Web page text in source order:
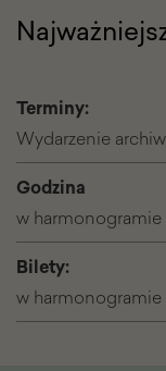
Terminy:
Wydarzenie
Godzina
w harmonogramie
Bilety:
w harmonogramie